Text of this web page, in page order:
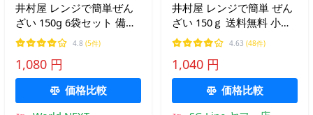
井村屋 レンジで簡単ぜん
ざい 150g 6袋セット 備蓄
お菓子 スイーツ
4.8 (5件)
1,080 円
価格比較
井村屋 レンジで簡単 ぜん
ざい 150ｇ 送料無料 小豆
レトルト 食品 菓子 和菓子
和風 スイーツ 和食5個
4.63 (48件)
1,040 円
価格比較